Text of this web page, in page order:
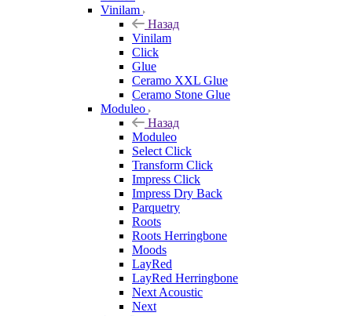
Vinilam
Назад
Vinilam
Click
Glue
Ceramo XXL Glue
Ceramo Stone Glue
Moduleo
Назад
Moduleo
Select Click
Transform Click
Impress Click
Impress Dry Back
Parquetry
Roots
Roots Herringbone
Moods
LayRed
LayRed Herringbone
Next Acoustic
Next